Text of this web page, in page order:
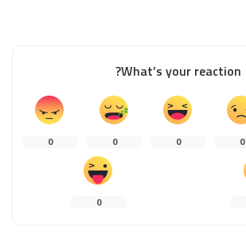
What’s your reaction?
0
0
0
0
0